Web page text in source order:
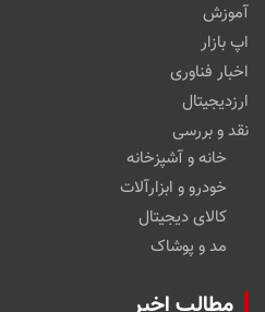
آموزش
اپ بازار
اخبار فناوری
ارزدیجیتال
نقد و بررسی
خانه و آشپزخانه
خودرو و ابزارآلات
کالای دیجیتال
مد و پوشاک